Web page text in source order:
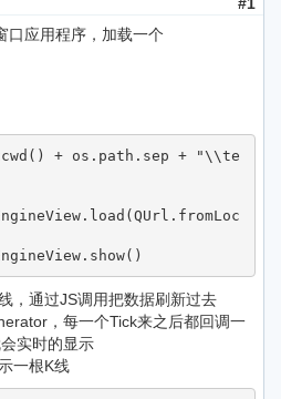
口应用程序，加载一个
，通过JS调用把数据刷新过去
，每一个Tick来之后都回调一
实时的显示
一根K线